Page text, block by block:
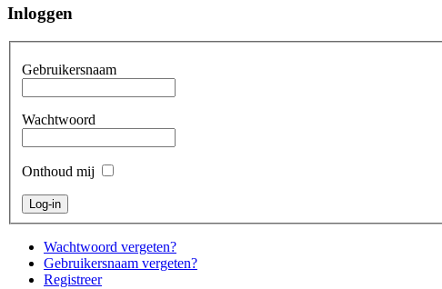
Inloggen
Gebruikersnaam
Wachtwoord
Onthoud mij
Wachtwoord vergeten?
Gebruikersnaam vergeten?
Registreer